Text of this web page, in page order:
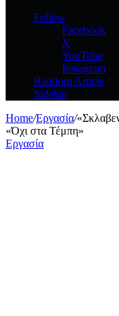
Follow
Facebook
X
YouTube
Instagram
Random Article
Sidebar
Home/Εργασία/
«Όχι στα Τέμπη»
Εργασία